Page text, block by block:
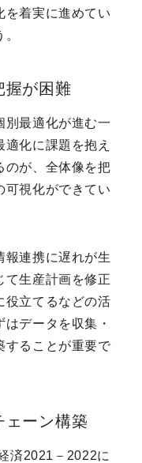
を着実に進めてい
握が困難
別最適化が進む一
化に課題を抱え
のが、全体像を把
可視化ができてい
報連携に遅れが生
て生産計画を修正
役立てるなどの活
データを収集・
することが重要で
ェーン構築
済2021－2022に